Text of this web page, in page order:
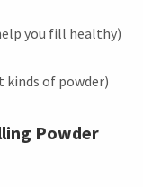
you fill healthy)
kinds of powder)
Powder